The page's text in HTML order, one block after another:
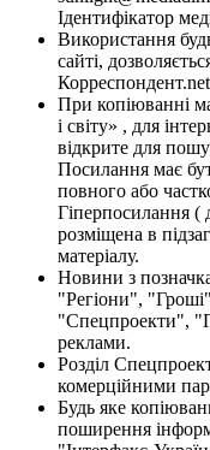
Ідентифікатор
Використання
сайті,
При копіюванні
і світу» , для
відкрите для
Посилання має
повного або
Гіперпосилання (
розміщена в
матеріалу.
Новини з
"Регіони",
"Спецпроекти",
реклами.
Розділ
комерційними
Будь яке
поширення